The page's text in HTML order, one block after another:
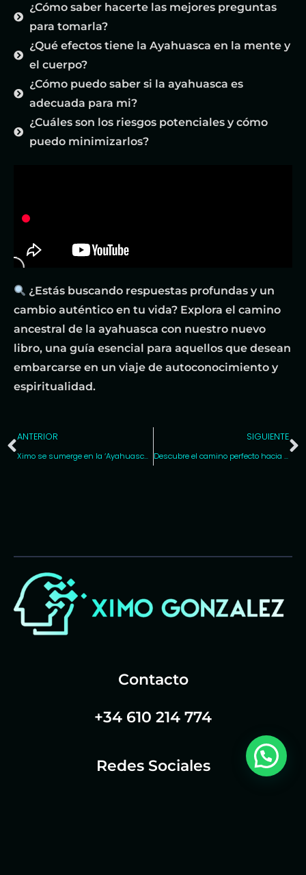
¿Cómo saber hacerte las mejores preguntas
para tomarla?
¿Qué efectos tiene la Ayahuasca en la mente y
el cuerpo?
¿Cómo puedo saber si la ayahuasca es
adecuada para mi?
¿Cuáles son los riesgos potenciales y cómo
puedo minimizarlos?
¿Estás buscando respuestas profundas y un
cambio auténtico en tu vida? Explora el camino
ancestral de la ayahuasca con nuestro nuevo
libro, una guía esencial para aquellos que desean
embarcarse en un viaje de autoconocimiento y
espiritualidad.
ANTERIOR
Ximo se sumerge en la ‘Ayahuasca’ y la Realidad Oculta .Autor:Josep Maria Fredicgla
SIGUIENTE
Descubre el camino perfecto hacia la plenitud con Osho: una guía transformadora
Contacto
+34 610 214 774
Redes Sociales